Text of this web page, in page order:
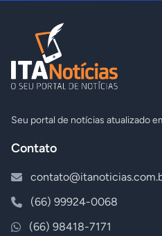
Seu portal de notícias atualizado
Contato
(66) 99924-0068
(66) 98418-7171